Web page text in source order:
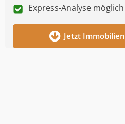
Express-Analyse möglich
Jetzt